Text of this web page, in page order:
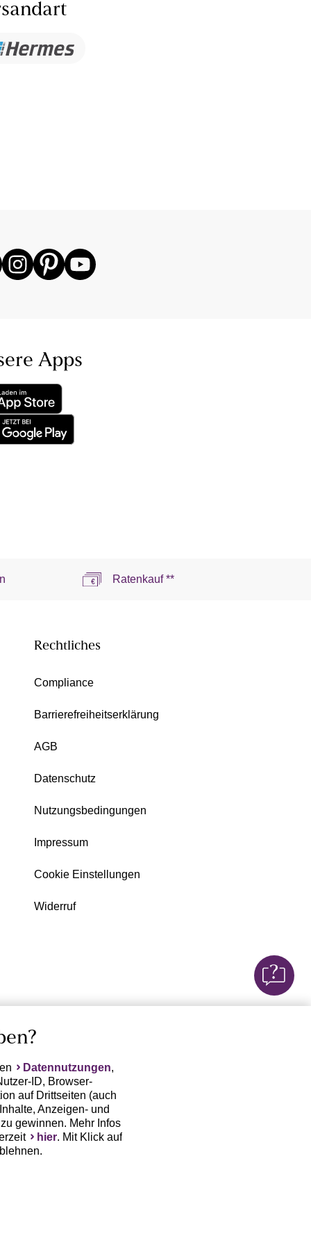
Apps
Ratenkauf **
Rechtliches
Compliance
Barrierefreiheitserklärung
AGB
Datenschutz
Nutzungsbedingungen
Impressum
Cookie Einstellungen
Widerruf
Datennutzungen,
ID, Browser-
auf Drittseiten (auch
Anzeigen- und
gewinnen. Mehr Infos
hier. Mit Klick auf
oder die
auch zu eigenen